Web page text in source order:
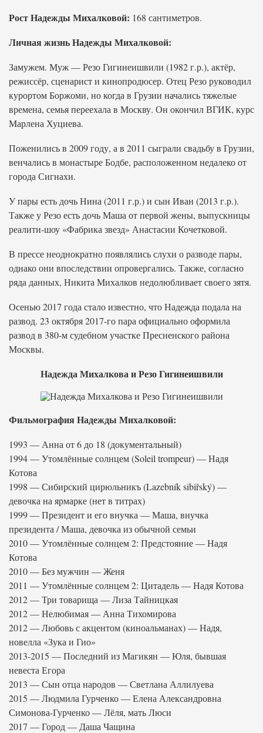
Рост Надежды Михалковой: 168 сантиметров.
Личная жизнь Надежды Михалковой:
Замужем. Муж — Резо Гигинеишвили (1982 г.р.), актёр,
режиссёр, сценарист и кинопродюсер. Отец Резо руководил
курортом Боржоми, но когда в Грузии начались тяжелые
времена, семья переехала в Москву. Он окончил ВГИК, курс
Марлена Хуциева.
Поженились в 2009 году, а в 2011 сыграли свадьбу в Грузии,
венчались в монастыре Бодбе, расположенном недалеко от
города Сигнахи.
У пары есть дочь Нина (2011 г.р.) и сын Иван (2013 г.р.).
Также у Резо есть дочь Маша от первой жены, выпускницы
реалити-шоу «Фабрика звезд» Анастасии Кочетковой.
В прессе неоднократно появлялись слухи о разводе пары,
однако они впоследствии опровергались. Также, согласно
ряда данных, Никита Михалков недолюбливает своего зятя.
Осенью 2017 года стало известно, что Надежда подала на
развод. 23 октября 2017-го пара официально оформила
развод в 380-м судебном участке Пресненского района
Москвы.
Надежда Михалкова и Резо Гигинеишвили
Фильмография Надежды Михалковой:
1993 — Анна от 6 до 18 (документальный)
1994 — Утомлённые солнцем (Soleil trompeur) — Надя
Котова
1998 — Сибирский цирюльникъ (Lazebník sibiřský) —
девочка на ярмарке (нет в титрах)
1999 — Президент и его внучка — Маша, внучка
президента / Маша, девочка из обычной семьи
2010 — Утомлённые солнцем 2: Предстояние — Надя
Котова
2010 — Без мужчин — Женя
2011 — Утомлённые солнцем 2: Цитадель — Надя Котова
2012 — Три товарища — Лиза Тайницкая
2012 — Нелюбимая — Анна Тихомирова
2012 — Любовь с акцентом (киноальманах) — Надя,
новелла «Зука и Гио»
2013-2015 — Последний из Магикян — Юля, бывшая
невеста Егора
2013 — Сын отца народов — Светлана Аллилуева
2015 — Людмила Гурченко — Елена Александровна
Симонова-Гурченко — Лёля, мать Люси
2017 — Город — Даша Чащина